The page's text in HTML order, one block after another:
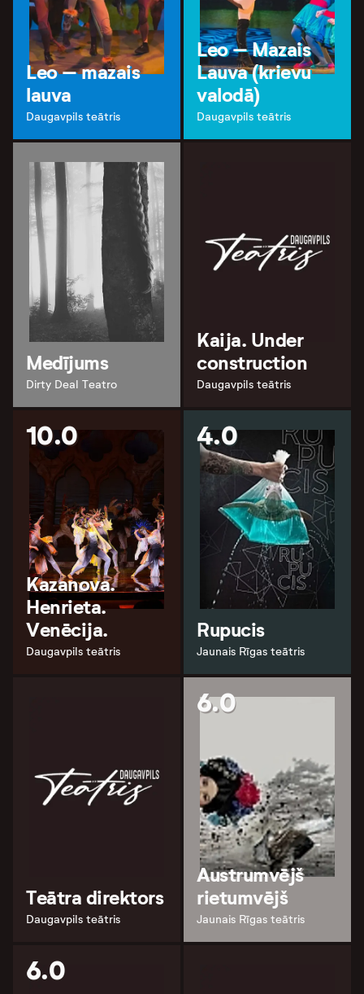
Leo – mazais
lauva
Daugavpils teātris
Leo – Mazais
Lauva (krievu
valodā)
Daugavpils teātris
Medījums
Dirty Deal Teatro
Kaija. Under
construction
Daugavpils teātris
10.0
Kazanova.
Henrieta.
Venēcija.
Daugavpils teātris
4.0
Rupucis
Jaunais Rīgas teātris
Teātra direktors
Daugavpils teātris
6.0
Austrumvējš
rietumvējš
Jaunais Rīgas teātris
6.0